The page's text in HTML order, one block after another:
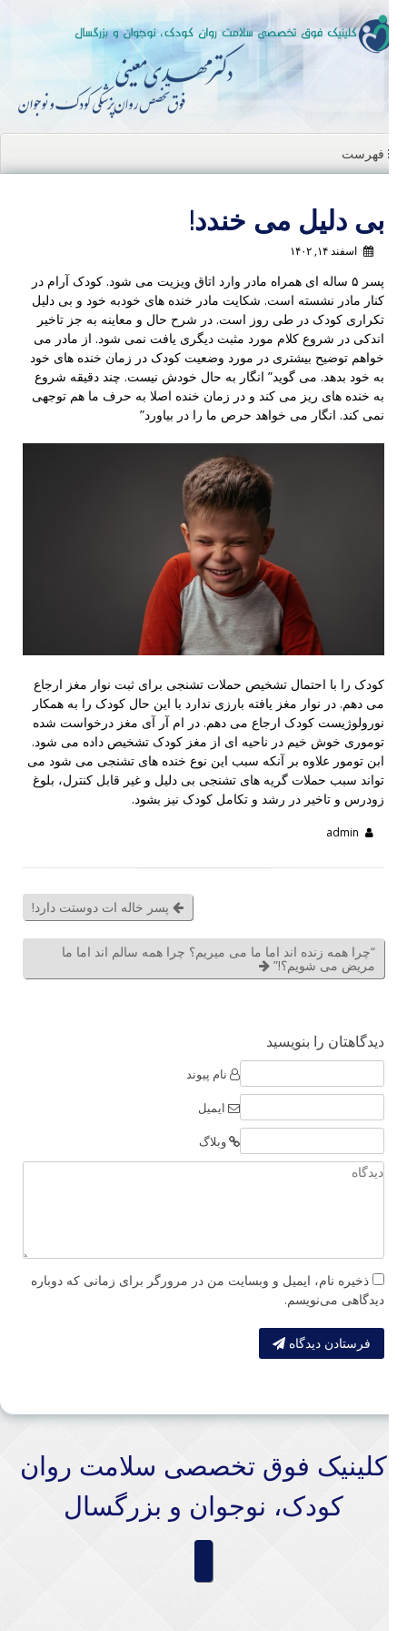
فهرست
بی دلیل می خندد!
اسفند ۱۴, ۱۴۰۲
پسر ۵ ساله ای همراه مادر وارد اتاق ویزیت می شود. کودک آرام در
کنار مادر نشسته است. شکایت مادر خنده های خودبه خود و بی دلیل
تکراری کودک در طی روز است. در شرح حال و معاینه به جز تاخیر
اندکی در شروع کلام مورد مثبت دیگری یافت نمی شود. از مادر می
خواهم توضیح بیشتری در مورد وضعیت کودک در زمان خنده های خود
به خود بدهد. می گوید” انگار به حال خودش نیست. چند دقیقه شروع
به خنده های ریز می کند و در زمان خنده اصلا به حرف ما هم توجهی
نمی کند. انگار می خواهد حرص ما را در بیاورد”
کودک را با احتمال تشخیص حملات تشنجی برای ثبت نوار مغز ارجاع
می دهم. در نوار مغز یافته بارزی ندارد با این حال کودک را به همکار
نورولوژیست کودک ارجاع می دهم. در ام آر آی مغز درخواست شده
توموری خوش خیم در ناحیه ای از مغز کودک تشخیص داده می شود.
ابن تومور علاوه بر آنکه سبب این نوع خنده های تشنجی می شود می
تواند سبب حملات گریه های تشنجی بی دلیل و غیر قابل کنترل، بلوغ
زودرس و تاخیر در رشد و تکامل کودک نیز بشود.
admin
پسر خاله ات دوستت دارد!
“چرا همه زنده اند اما ما می میریم؟ چرا همه سالم اند اما ما
مریض می شویم؟!”
دیدگاهتان را بنویسید
نام پیوند
ایمیل
وبلاگ
ذخیره نام، ایمیل و وبسایت من در مرورگر برای زمانی که دوباره
دیدگاهی می‌نویسم.
فرستادن دیدگاه
کلینیک فوق تخصصی سلامت روان
کودک، نوجوان و بزرگسال